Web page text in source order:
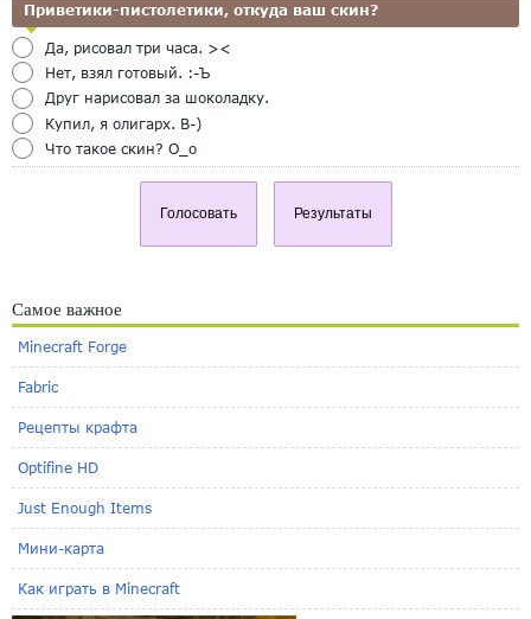
Приветики-пистолетики, откуда ваш скин?
Да, рисовал три часа. ><
Нет, взял готовый. :-Ъ
Друг нарисовал за шоколадку.
Купил, я олигарх. B-)
Что такое скин? O_o
Голосовать Результаты
Самое важное
Minecraft Forge
Fabric
Рецепты крафта
Optifine HD
Just Enough Items
Мини-карта
Как играть в Minecraft